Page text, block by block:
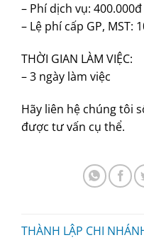
– Phí dịch vụ: 400.000đ
– Lệ phí cấp GP, MST:
THỜI GIAN LÀM VIỆC:
– 3 ngày làm việc
Hãy liên hệ chúng tôi
được tư vấn cụ thể.
THÀNH LẬP CHI